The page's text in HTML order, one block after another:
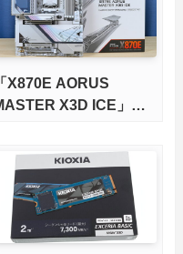
「X870E AORUS
X3D ICE」を
さらに高速にする完全版
X870Eマザーボードを徹
底検証